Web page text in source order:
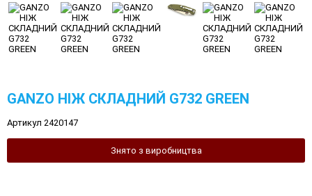
GANZO НІЖ СКЛАДНИЙ G732 GREEN
Артикул 2420147
Знято з виробництва